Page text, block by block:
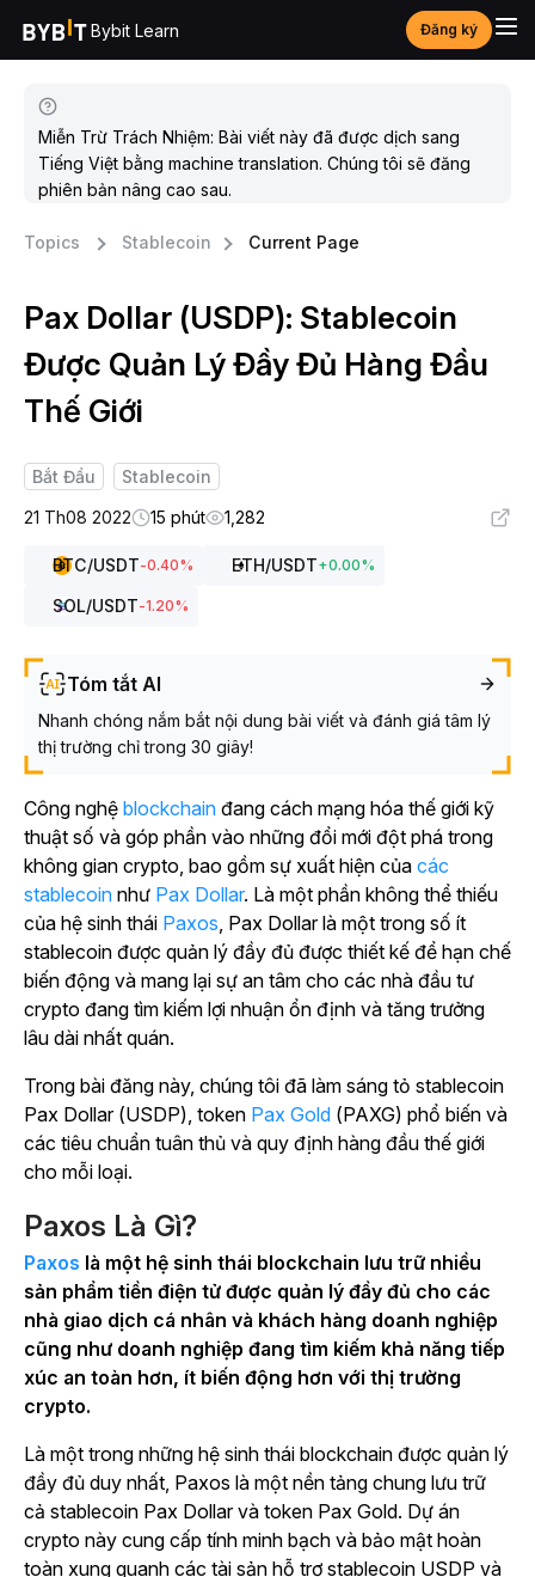
Bybit Learn Đăng ký
Miễn Trừ Trách Nhiệm: Bài viết này đã được dịch sang
Tiếng Việt bằng machine translation. Chúng tôi sẽ đăng
phiên bản nâng cao sau.
Topics Stablecoin Current Page
Pax Dollar (USDP): Stablecoin
Được Quản Lý Đầy Đủ Hàng Đầu
Thế Giới
Bắt Đầu
Stablecoin
21 Th08 2022
15 phút 1,282
BTC/USDT-0.40% ETH/USDT+0.00%
SOL/USDT-1.20%
Tóm tắt AI
Nhanh chóng nắm bắt nội dung bài viết và đánh giá tâm lý
thị trường chỉ trong 30 giây!
Công nghệ blockchain đang cách mạng hóa thế giới kỹ
thuật số và góp phần vào những đổi mới đột phá trong
không gian crypto, bao gồm sự xuất hiện của các
stablecoin như Pax Dollar. Là một phần không thể thiếu
của hệ sinh thái Paxos, Pax Dollar là một trong số ít
stablecoin được quản lý đầy đủ được thiết kế để hạn chế
biến động và mang lại sự an tâm cho các nhà đầu tư
crypto đang tìm kiếm lợi nhuận ổn định và tăng trưởng
lâu dài nhất quán.
Trong bài đăng này, chúng tôi đã làm sáng tỏ stablecoin
Pax Dollar (USDP), token Pax Gold (PAXG) phổ biến và
các tiêu chuẩn tuân thủ và quy định hàng đầu thế giới
cho mỗi loại.
Paxos Là Gì?
Paxos là một hệ sinh thái blockchain lưu trữ nhiều
sản phẩm tiền điện tử được quản lý đầy đủ cho các
nhà giao dịch cá nhân và khách hàng doanh nghiệp
cũng như doanh nghiệp đang tìm kiếm khả năng tiếp
xúc an toàn hơn, ít biến động hơn với thị trường
crypto.
Là một trong những hệ sinh thái blockchain được quản lý
đầy đủ duy nhất, Paxos là một nền tảng chung lưu trữ
cả stablecoin Pax Dollar và token Pax Gold. Dự án
crypto này cung cấp tính minh bạch và bảo mật hoàn
toàn xung quanh các tài sản hỗ trợ stablecoin USDP và